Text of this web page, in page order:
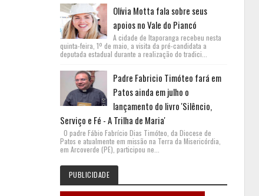
Olívia Motta fala sobre seus
apoios no Vale do Piancó
A cidade de Itaporanga recebeu nesta
quinta-feira, 1º de maio, a visita da pré-candidata a
deputada estadual durante a realização do tradici...
Padre Fabricio Timóteo fará em
Patos ainda em julho o
lançamento do livro 'Silêncio,
Serviço e Fé - A Trilha de Maria'
O padre Fábio Fabrício Dias Timóteo, da Diocese de
Patos e atualmente em missão na Terra da Misericórdia,
em Arcoverde (PE), participou ne...
PUBLICIDADE